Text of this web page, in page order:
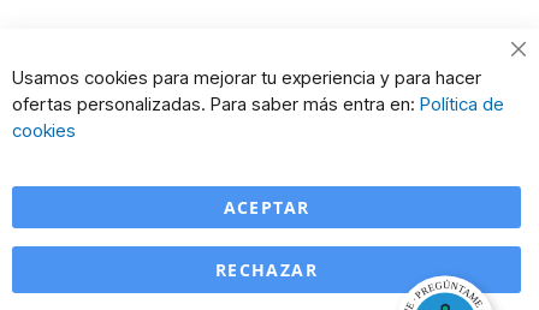
Usamos cookies para mejorar tu experiencia y para hacer
ofertas personalizadas. Para saber más entra en: Política de
cookies
ACEPTAR
RECHAZAR